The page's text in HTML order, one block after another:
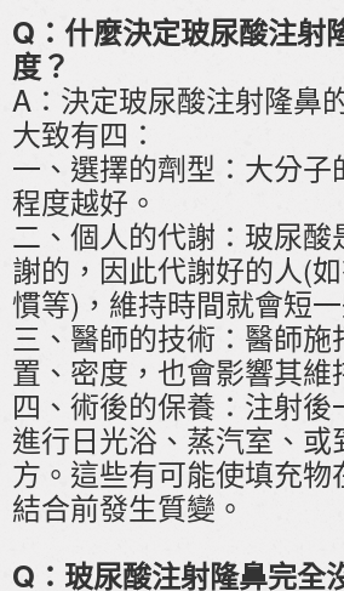
Q：什麼決定玻尿酸注射
度？
A：決定玻尿酸注射隆鼻
大致有四：
一、選擇的劑型：大分子
程度越好。
二、個人的代謝：玻尿酸
謝的，因此代謝好的人(
慣等)，維持時間就會短一
三、醫師的技術：醫師施
置、密度，也會影響其維
四、術後的保養：注射後
進行日光浴、蒸汽室、或
方。這些有可能使填充物
結合前發生質變。
Q：玻尿酸注射隆鼻完全